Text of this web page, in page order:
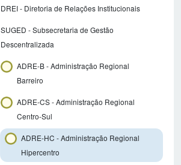
DREI - Diretoria de Relações Institucionais
SUGED - Subsecretaria de Gestão
Descentralizada
ADRE-B - Administração Regional
Barreiro
ADRE-CS - Administração Regional
Centro-Sul
ADRE-HC - Administração Regional
Hipercentro